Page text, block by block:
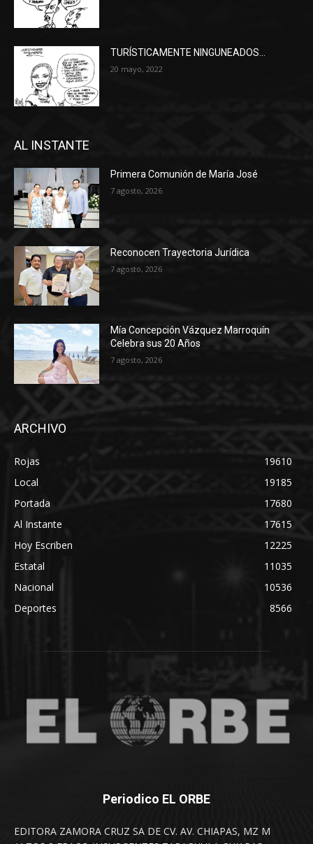
TURÍSTICAMENTE NINGUNEADOS…
20 mayo, 2022
AL INSTANTE
Primera Comunión de María José
7 agosto, 2026
Reconocen Trayectoria Jurídica
7 agosto, 2026
Mía Concepción Vázquez Marroquín
Celebra sus 20 Años
7 agosto, 2026
ARCHIVO
Rojas
19610
Local
19185
Portada
17680
Al Instante
17615
Hoy Escriben
12225
Estatal
11035
Nacional
10536
Deportes
8566
Periodico EL ORBE
EDITORA ZAMORA CRUZ SA DE CV. AV. CHIAPAS, MZ M